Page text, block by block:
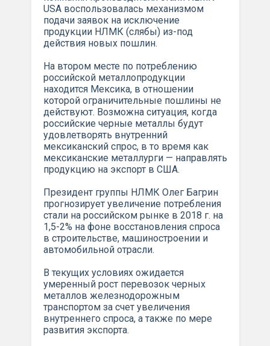
USA воспользовалась механизмом
подачи заявок на исключение
продукции НЛМК (слябы) из-под
действия новых пошлин.
На втором месте по потреблению
российской металлопродукции
находится Мексика, в отношении
которой ограничительные пошлины не
действуют. Возможна ситуация, когда
российские черные металлы будут
удовлетворять внутренний
мексиканский спрос, в то время как
мексиканские металлурги — направлять
продукцию на экспорт в США.
Президент группы НЛМК Олег Багрин
прогнозирует увеличение потребления
стали на российском рынке в 2018 г. на
1,5-2% на фоне восстановления спроса
в строительстве, машиностроении и
автомобильной отрасли.
В текущих условиях ожидается
умеренный рост перевозок черных
металлов железнодорожным
транспортом за счет увеличения
внутреннего спроса, а также по мере
развития экспорта.